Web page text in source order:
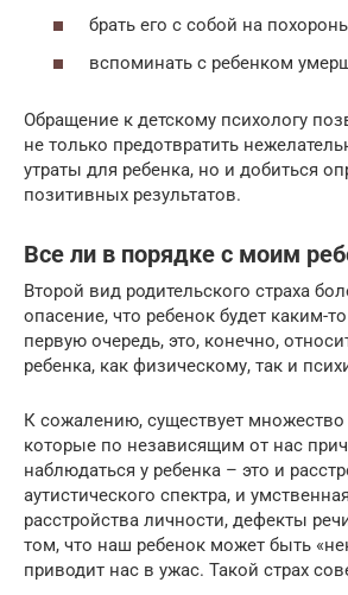
брать его с собой на
вспоминать с ребенком
Обращение к детскому психологу
не только предотвратить
утраты для ребенка, но и добиться
позитивных результатов.
Все ли в порядке с моим
Второй вид родительского страха
опасение, что ребенок будет каким-
первую очередь, это, конечно,
ребенка, как физическому, так и
К сожалению, существует
которые по независящим от нас
наблюдаться у ребенка – это и
аутистического спектра, и
расстройства личности, дефекты
том, что наш ребенок может быть
приводит нас в ужас. Такой страх